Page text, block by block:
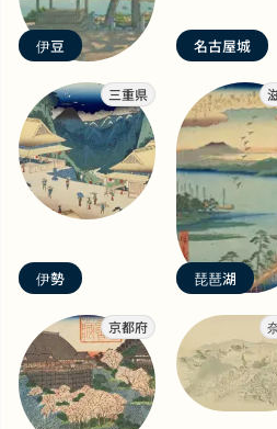
伊豆 名古屋城
三重県
伊勢 琵琶湖
京都府